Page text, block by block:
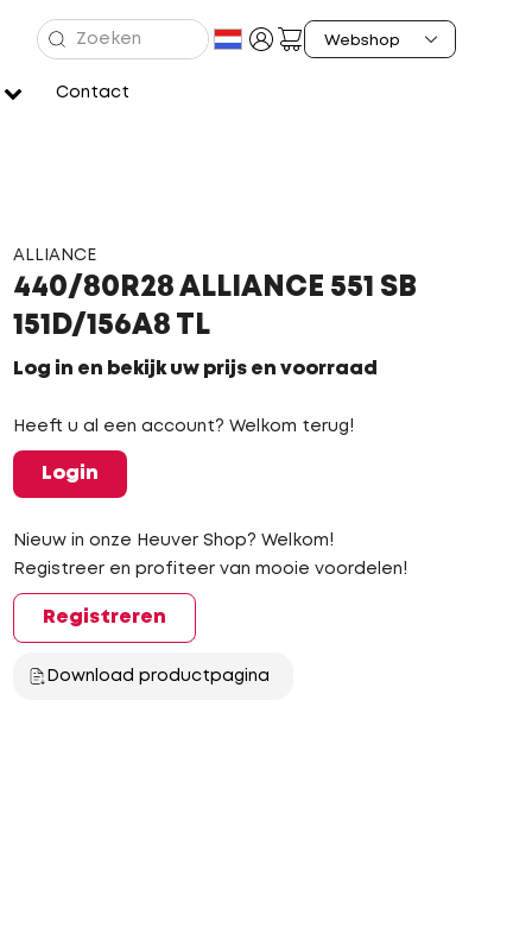
Contact
ALLIANCE
440/80R28 ALLIANCE 551 SB
151D/156A8 TL
Log in en bekijk uw prijs en voorraad
Heeft u al een account? Welkom terug!
Login
Nieuw in onze Heuver Shop? Welkom!
Registreer en profiteer van mooie voordelen!
Registreren
Download productpagina